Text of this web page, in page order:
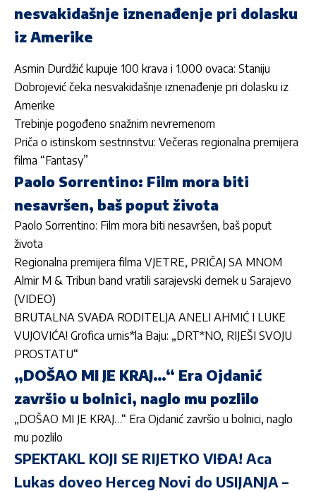
nesvakidašnje iznenađenje pri dolasku
iz Amerike
Asmin Durdžić kupuje 100 krava i 1.000 ovaca: Staniju
Dobrojević čeka nesvakidašnje iznenađenje pri dolasku iz
Amerike
Trebinje pogođeno snažnim nevremenom
Priča o istinskom sestrinstvu: Večeras regionalna premijera
filma “Fantasy”
Paolo Sorrentino: Film mora biti
nesavršen, baš poput života
Paolo Sorrentino: Film mora biti nesavršen, baš poput
života
Regionalna premijera filma VJETRE, PRIČAJ SA MNOM
Almir M & Tribun band vratili sarajevski dernek u Sarajevo
(VIDEO)
BRUTALNA SVAĐA RODITELJA ANELI AHMIĆ I LUKE
VUJOVIĆA! Grofica urnis*la Baju: „DRT*NO, RIJEŠI SVOJU
PROSTATU“
„DOŠAO MI JE KRAJ…“ Era Ojdanić
završio u bolnici, naglo mu pozlilo
„DOŠAO MI JE KRAJ…“ Era Ojdanić završio u bolnici, naglo
mu pozlilo
SPEKTAKL KOJI SE RIJETKO VIĐA! Aca
Lukas doveo Herceg Novi do USIJANJA –